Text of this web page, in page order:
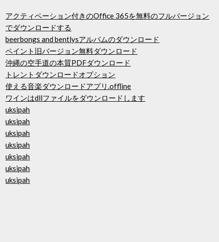
アクティベーション付きのOffice 365を無料のフルバージョン
でダウンロードする
beerbongs and bentlysアルバムのダウンロード
ペイント旧バージョン無料ダウンロード
沖縄の空手道の本質PDFダウンロード
トレントダウンロードオプション
使える音楽ダウンロードアプリ.offline
ワインはdllファイルをダウンロードします
uksipah
uksipah
uksipah
uksipah
uksipah
uksipah
uksipah